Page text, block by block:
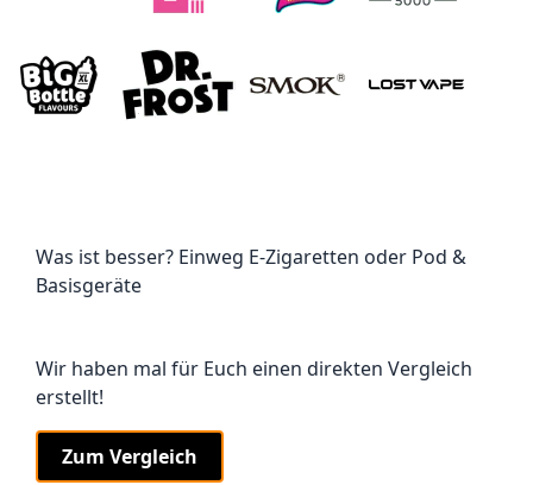
Was ist besser? Einweg E-Zigaretten oder Pod &
Basisgeräte
Wir haben mal für Euch einen direkten Vergleich
erstellt!
Zum Vergleich